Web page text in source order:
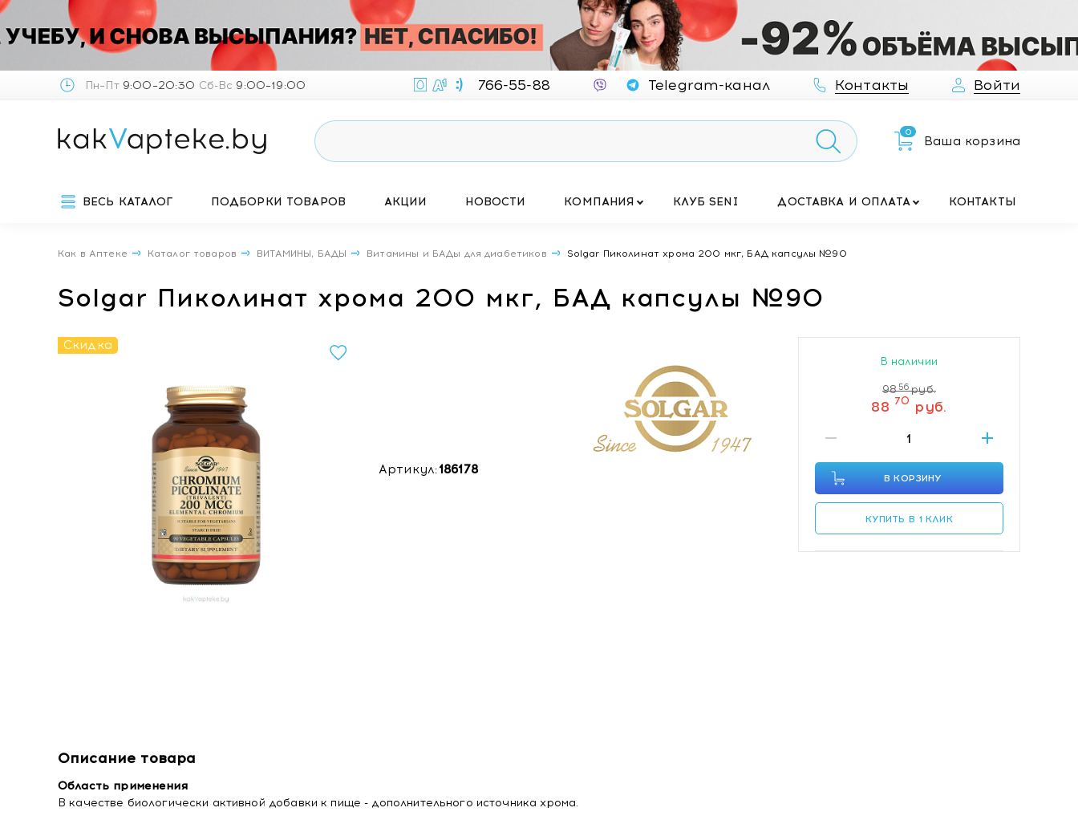
Пн–Пт9:00–20:30 Сб-Вс 9:00–19:00 766-55-88 Telegram-канал Контакты Войти
0
Ваша корзина
ВЕСЬ КАТАЛОГ ПОДБОРКИ ТОВАРОВ АКЦИИ НОВОСТИ КОМПАНИЯ КЛУБ SENI ДОСТАВКА И ОПЛАТА КОНТАКТЫ
Как в Аптеке Каталог товаров ВИТАМИНЫ, БАДЫ Витамины и БАДы для диабетиков Solgar Пиколинат хрома 200 мкг, БАД капсулы №90
Solgar Пиколинат хрома 200 мкг, БАД капсулы №90
Скидка
Артикул:186178
Описание товара
Область применения
В качестве биологически активной добавки к пище - дополнительного источника хрома.
В наличии
9856 руб.
88 70 руб.
В КОРЗИНУ
КУПИТЬ В 1 КЛИК